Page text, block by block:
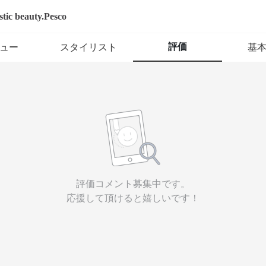
beauty.Pesco
ー スタイリスト 評価 基
評価コメント募集中です。
応援して頂けると嬉しいです！